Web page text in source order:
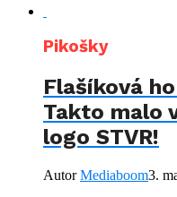
Pikošky
Flašíková
Takto malo
logo STVR!
AutorMediaboom3.